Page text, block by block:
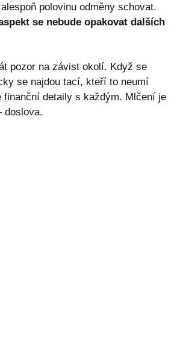
polovinu odměny schovat.
se nebude opakovat dalších
pozor na závist okolí. Když se
se najdou tací, kteří to neumí
finanční detaily s každým. Mlčení je